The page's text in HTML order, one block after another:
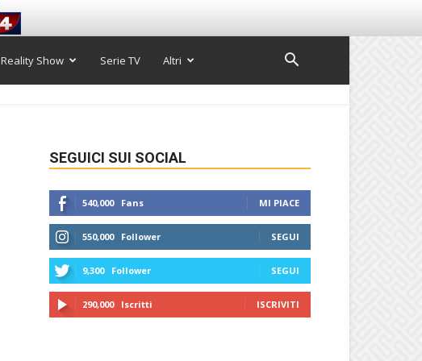
Reality Show Serie TV Altri
SEGUICI SUI SOCIAL
540,000 Fans MI PIACE
550,000 Follower SEGUI
9,300 Follower SEGUI
290,000 Iscritti ISCRIVITI